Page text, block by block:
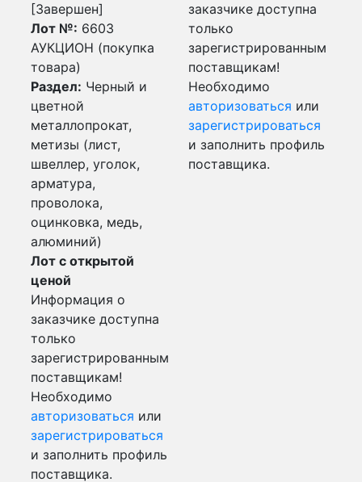
[Завершен]
Лот №: 6603
АУКЦИОН (покупка
товара)
Раздел: Черный и
цветной
металлопрокат,
метизы (лист,
швеллер, уголок,
арматура,
проволока,
оцинковка, медь,
алюминий)
Лот с открытой
ценой
Информация о
заказчике доступна
только
зарегистрированным
поставщикам!
Необходимо
авторизоваться или
зарегистрироваться
и заполнить профиль
поставщика.
заказчике доступна
только
зарегистрированным
поставщикам!
Необходимо
авторизоваться или
зарегистрироваться
и заполнить профиль
поставщика.